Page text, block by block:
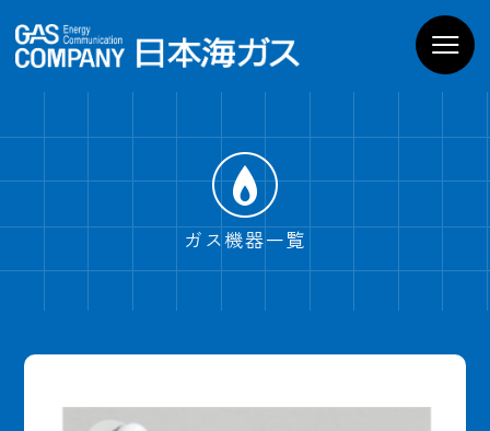
お家のガス機器
商品一覧
導入までの流れ
ショールームPregoを
ガス機器一覧